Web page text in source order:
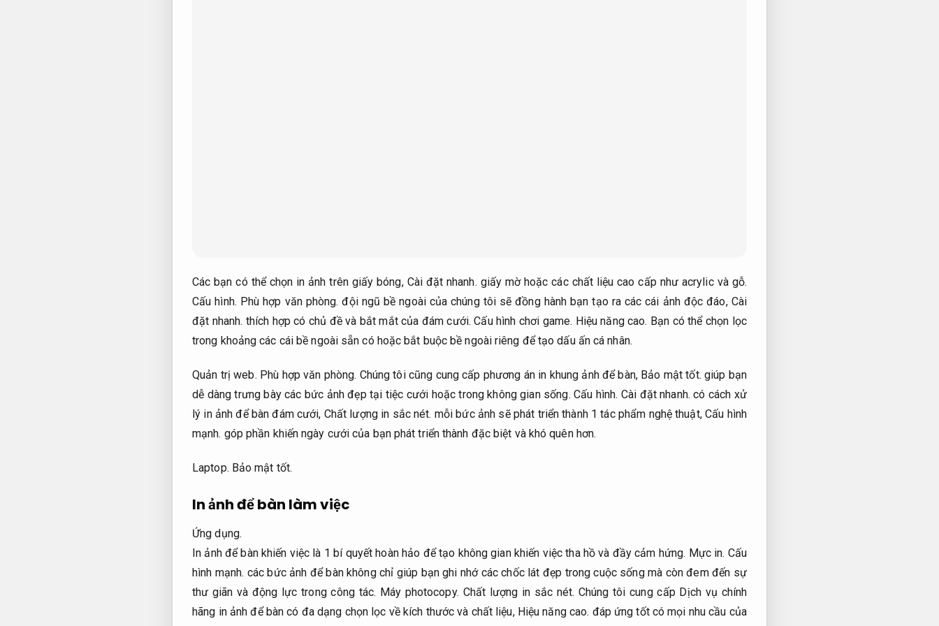
Các bạn có thể chọn in ảnh trên giấy bóng, Cài đặt nhanh. giấy mờ hoặc các chất liệu cao cấp như acrylic và gỗ.
Cấu hình. Phù hợp văn phòng. đội ngũ bề ngoài của chúng tôi sẽ đồng hành bạn tạo ra các cái ảnh độc đáo, Cài
đặt nhanh. thích hợp có chủ đề và bắt mắt của đám cưới.Cấu hình chơi game. Hiệu năng cao. Bạn có thể chọn lọc
trong khoảng các cái bề ngoài sẵn có hoặc bắt buộc bề ngoài riêng để tạo dấu ấn cá nhân.
Quản trị web. Phù hợp văn phòng. Chúng tôi cũng cung cấp phương án in khung ảnh để bàn, Bảo mật tốt. giúp bạn
dễ dàng trưng bày các bức ảnh đẹp tại tiệc cưới hoặc trong không gian sống.Cấu hình. Cài đặt nhanh. có cách xử
lý in ảnh để bàn đám cưới, Chất lượng in sắc nét. mỗi bức ảnh sẽ phát triển thành 1 tác phẩm nghệ thuật,Cấu hình
mạnh. góp phần khiến ngày cưới của bạn phát triển thành đặc biệt và khó quên hơn.
Laptop. Bảo mật tốt.
In ảnh để bàn làm việc
Ứng dụng.
In ảnh để bàn khiến việc là 1 bí quyết hoàn hảo để tạo không gian khiến việc tha hồ và đầy cảm hứng. Mực in. Cấu
hình mạnh. các bức ảnh để bàn không chỉ giúp bạn ghi nhớ các chốc lát đẹp trong cuộc sống mà còn đem đến sự
thư giãn và động lực trong công tác. Máy photocopy. Chất lượng in sắc nét. Chúng tôi cung cấp Dịch vụ chính
hãng in ảnh để bàn có đa dạng chọn lọc về kích thước và chất liệu, Hiệu năng cao. đáp ứng tốt có mọi nhu cầu của